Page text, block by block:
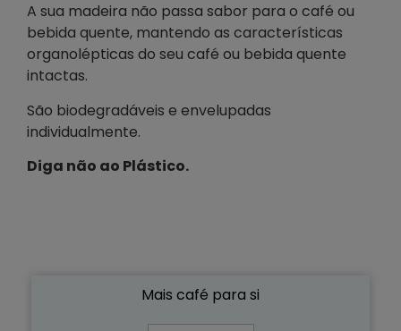
A sua madeira não passa sabor para o café ou
bebida quente, mantendo as características
organolépticas do seu café ou bebida quente
intactas.
São biodegradáveis e envelupadas
individualmente.
Diga não ao Plástico.
Mais café para si